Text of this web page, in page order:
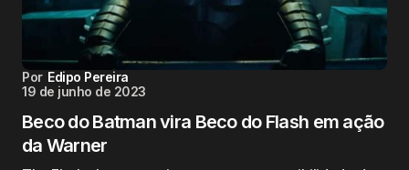
Por Edipo Pereira
19 de junho de 2023
Beco do Batman vira Beco do Flash em ação
da Warner